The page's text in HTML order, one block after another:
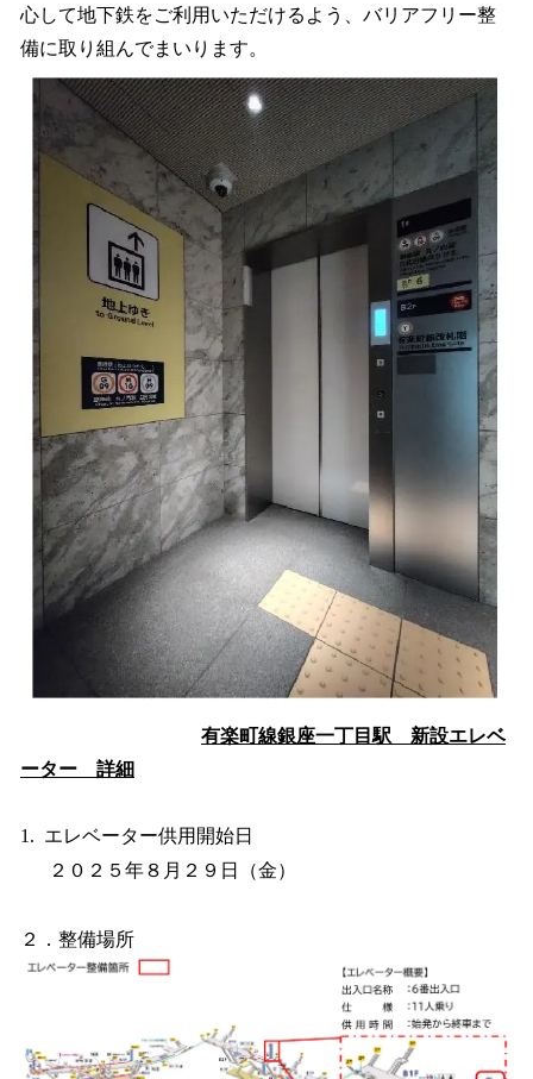
心して地下鉄をご利用いただけるよう、バリアフリー整
備に取り組んでまいります。
有楽町線銀座一丁目駅 新設エレベ
ーター 詳細
1. エレベーター供用開始日
２０２５年８月２９日（金）
２．整備場所